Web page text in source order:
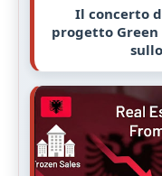
Il concerto
progetto